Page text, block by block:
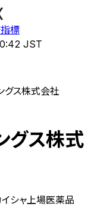
標
JST
グス株式会社
グス株式
シャ 上場医薬品